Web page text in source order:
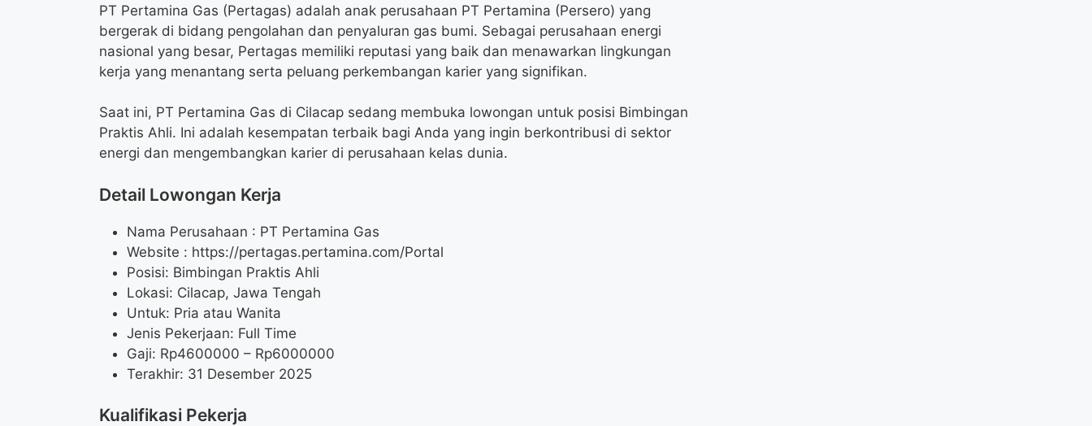
PT Pertamina Gas (Pertagas) adalah anak perusahaan PT Pertamina (Persero) yang
bergerak di bidang pengolahan dan penyaluran gas bumi. Sebagai perusahaan energi
nasional yang besar, Pertagas memiliki reputasi yang baik dan menawarkan lingkungan
kerja yang menantang serta peluang perkembangan karier yang signifikan.
Saat ini, PT Pertamina Gas di Cilacap sedang membuka lowongan untuk posisi Bimbingan
Praktis Ahli. Ini adalah kesempatan terbaik bagi Anda yang ingin berkontribusi di sektor
energi dan mengembangkan karier di perusahaan kelas dunia.
Detail Lowongan Kerja
Nama Perusahaan : PT Pertamina Gas
Website : https://pertagas.pertamina.com/Portal
Posisi: Bimbingan Praktis Ahli
Lokasi: Cilacap, Jawa Tengah
Untuk: Pria atau Wanita
Jenis Pekerjaan: Full Time
Gaji: Rp4600000 – Rp6000000
Terakhir: 31 Desember 2025
Kualifikasi Pekerja